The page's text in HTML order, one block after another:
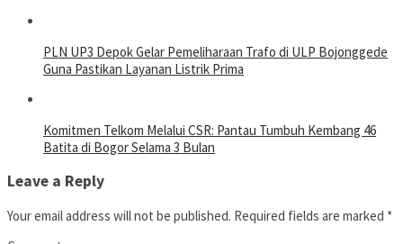
PLN UP3 Depok Gelar Pemeliharaan Trafo di ULP Bojonggede
Guna Pastikan Layanan Listrik Prima
Komitmen Telkom Melalui CSR: Pantau Tumbuh Kembang 46
Batita di Bogor Selama 3 Bulan
Leave a Reply
Your email address will not be published. Required fields are marked *